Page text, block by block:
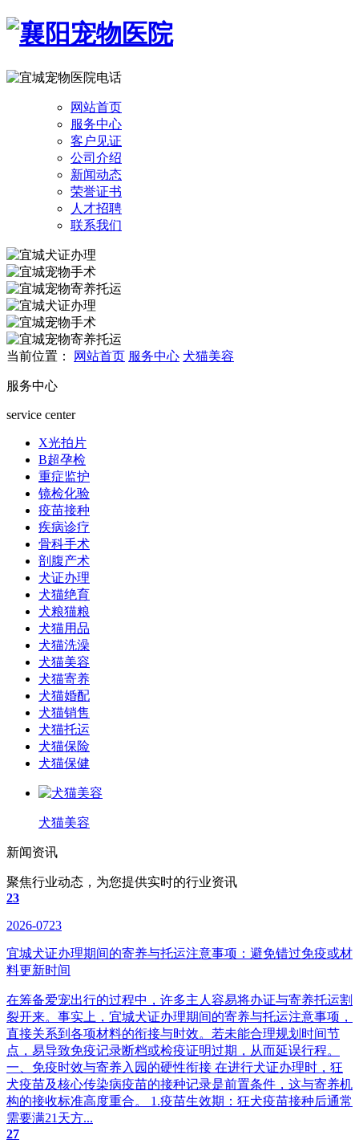
网站首页
服务中心
客户见证
公司介绍
新闻动态
荣誉证书
人才招聘
联系我们
当前位置： 网站首页 服务中心 犬猫美容
服务中心
service center
X光拍片
B超孕检
重症监护
镜检化验
疫苗接种
疾病诊疗
骨科手术
剖腹产术
犬证办理
犬猫绝育
犬粮猫粮
犬猫用品
犬猫洗澡
犬猫美容
犬猫寄养
犬猫婚配
犬猫销售
犬猫托运
犬猫保险
犬猫保健
犬猫美容
新闻资讯
聚焦行业动态，为您提供实时的行业资讯
23
2026-0723
宜城犬证办理期间的寄养与托运注意事项：避免错过免疫或材
料更新时间
在筹备爱宠出行的过程中，许多主人容易将办证与寄养托运割
裂开来。事实上，宜城犬证办理期间的寄养与托运注意事项，
直接关系到各项材料的衔接与时效。若未能合理规划时间节
点，易导致免疫记录断档或检疫证明过期，从而延误行程。
一、免疫时效与寄养入园的硬性衔接 在进行犬证办理时，狂
犬疫苗及核心传染病疫苗的接种记录是前置条件，这与寄养机
构的接收标准高度重合。 1.疫苗生效期：狂犬疫苗接种后通常
需要满21天方...
27